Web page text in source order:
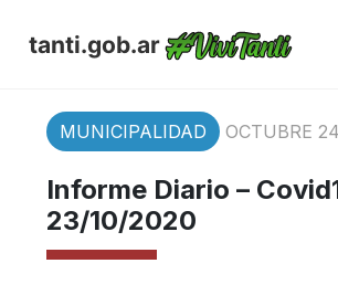
tanti.gob.ar
MUNICIPALIDAD OCTUBRE
Informe Diario –
23/10/2020